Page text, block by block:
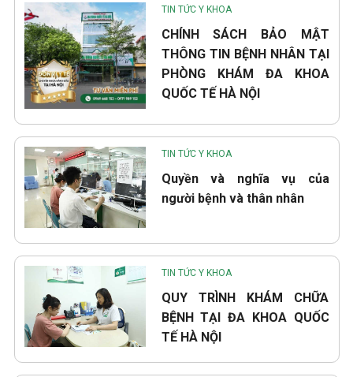
TIN TỨC Y KHOA
CHÍNH SÁCH BẢO MẬT
THÔNG TIN BỆNH NHÂN TẠI
PHÒNG KHÁM ĐA KHOA
QUỐC TẾ HÀ NỘI
TIN TỨC Y KHOA
Quyền và nghĩa vụ của
người bệnh và thân nhân
TIN TỨC Y KHOA
QUY TRÌNH KHÁM CHỮA
BỆNH TẠI ĐA KHOA QUỐC
TẾ HÀ NỘI